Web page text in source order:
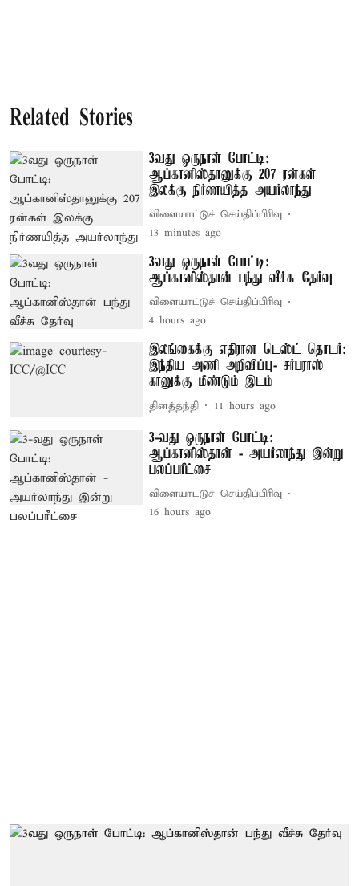
Related Stories
3வது ஒருநாள் போட்டி:
ஆப்கானிஸ்தானுக்கு 207 ரன்கள்
இலக்கு நிர்ணயித்த அயர்லாந்து
விளையாட்டுச் செய்திப்பிரிவு
13 minutes ago
3வது ஒருநாள் போட்டி:
ஆப்கானிஸ்தான் பந்து வீச்சு தேர்வு
விளையாட்டுச் செய்திப்பிரிவு
4 hours ago
இலங்கைக்கு எதிரான டெஸ்ட் தொடர்:
இந்திய அணி அறிவிப்பு- சர்பராஸ்
கானுக்கு மீண்டும் இடம்
தினத்தந்தி 11 hours ago
3-வது ஒருநாள் போட்டி:
ஆப்கானிஸ்தான் - அயர்லாந்து இன்று
பலப்பரீட்சை
விளையாட்டுச் செய்திப்பிரிவு
16 hours ago